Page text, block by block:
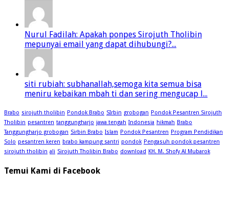
Nurul Fadilah: Apakah ponpes Sirojuth Tholibin
mepunyai email yang dapat dihubungi?...
siti rubiah: subhanallah,semoga kita semua bisa
meniru kebaikan mbah ti dan sering mengucap l...
Brabo sirojuth tholibin Pondok Brabo SIrbin grobogan Pondok Pesantren Sirojuth
Tholibin pesantren tanggungharjo jawa tengah Indonesia hikmah Brabo
Tanggungharjo grobogan Sirbin Brabo Islam Pondok Pesantren Program Pendidikan
Solo pesantren keren brabo kampung santri pondok Pengasuh pondok pesantren
sirojuth tholibin ali Sirojuth Tholibin Brabo download KH. M. Shofy Al Mubarok
Temui Kami di Facebook